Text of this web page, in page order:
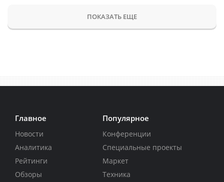
ПОКАЗАТЬ ЕЩЕ
Главное
Новости
Аналитика
Рейтинги
Обзоры
Популярное
Конференции
Специальные проекты
Маркет
Техника